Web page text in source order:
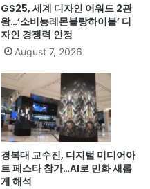
GS25, 세계 디자인 어워드 2관
왕…‘소비뇽레몬블랑하이볼’ 디
자인 경쟁력 인정
August 7, 2026
경복대 교수진, 디지털 미디어아
트 페스타 참가…AI로 민화 새롭
게 해석